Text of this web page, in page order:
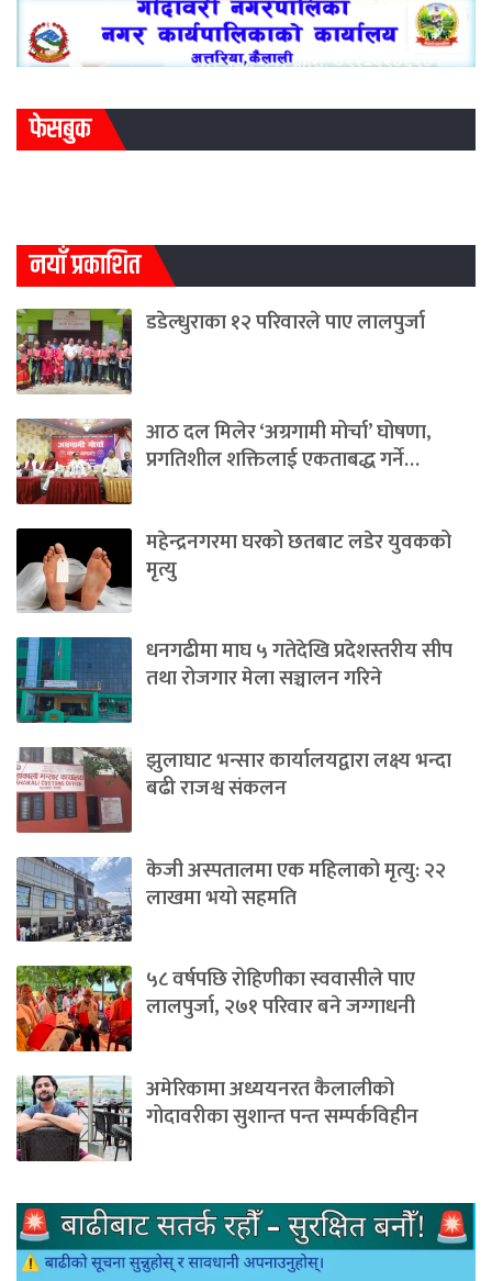
फेसबुक
नयाँ प्रकाशित
डडेल्धुराका १२ परिवारले पाए लालपुर्जा
आठ दल मिलेर ‘अग्रगामी मोर्चा’ घोषणा,
प्रगतिशील शक्तिलाई एकताबद्ध गर्ने…
महेन्द्रनगरमा घरको छतबाट लडेर युवकको
मृत्यु
धनगढीमा माघ ५ गतेदेखि प्रदेशस्तरीय सीप
तथा रोजगार मेला सञ्चालन गरिने
झुलाघाट भन्सार कार्यालयद्वारा लक्ष्य भन्दा
बढी राजश्व संकलन
केजी अस्पतालमा एक महिलाको मृत्यु: २२
लाखमा भयो सहमति
५८ वर्षपछि रोहिणीका स्ववासीले पाए
लालपुर्जा, २७१ परिवार बने जग्गाधनी
अमेरिकामा अध्ययनरत कैलालीको
गोदावरीका सुशान्त पन्त सम्पर्कविहीन